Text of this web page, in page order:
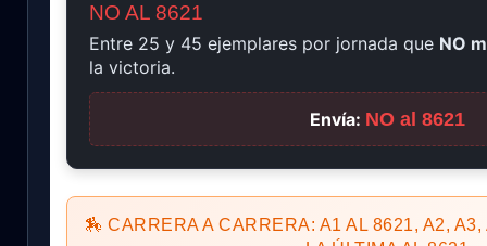
NO AL 8621
Entre 25 y 45 ejemplares por jornada que NO
la victoria.
Envía: NO al 8621
🏇 CARRERA A CARRERA: A1 AL 8621, A2,